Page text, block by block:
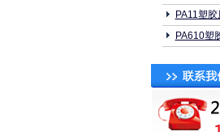
PA11塑
PA610塑